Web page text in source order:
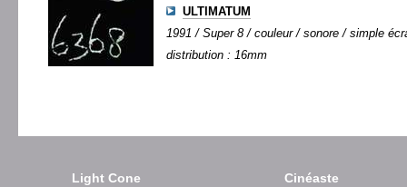
ULTIMATUM
1991 / Super 8 / couleur / sonore / simple
distribution : 16mm
Light Cone Cinéaste